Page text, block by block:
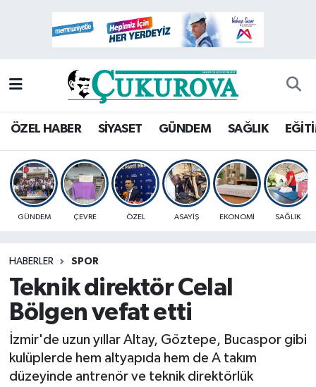
ÖZEL HABER SİYASET GÜNDEM SAĞLIK
GÜNDEM ÇEVRE ÖZEL ASAYİŞ EKONOMİ SAĞLIK
HABERLER SPOR
Teknik direktör Celal
Bölgen vefat etti
İzmir'de uzun yıllar Altay, Göztepe, Bucaspor gibi
kulüplerde hem altyapıda hem de A takım
düzeyinde antrenör ve teknik direktörlük
Mersin Hava Durumu
Mersin Namaz Vakitleri
Mersin Trafik Yoğunluk Haritası
Süper Lig Puan Durumu ve Fikstür
Haber Arşivi